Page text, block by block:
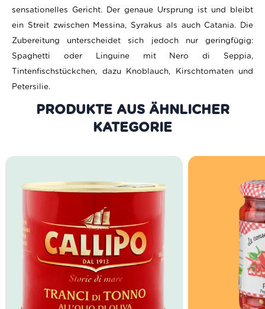
sensationelles Gericht. Der genaue Ursprung ist und bleibt
ein Streit zwischen Messina, Syrakus als auch Catania. Die
Zubereitung unterscheidet sich jedoch nur geringfügig:
Spaghetti oder Linguine mit Nero di Seppia,
Tintenfischstückchen, dazu Knoblauch, Kirschtomaten und
Petersilie.
PRODUKTE AUS DER GLEICHEN
KATEGORIE